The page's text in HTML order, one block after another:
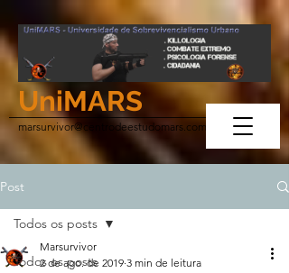
UniMARS
marsurvivor@centrodeestudomars.com
Post
Todos os posts
Todos os posts
Marsurvivor
2 de ago. de 2019 3 min de leitura